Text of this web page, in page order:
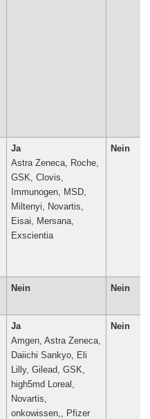
Ja
Astra Zeneca, Roche,
GSK, Clovis,
Immunogen, MSD,
Miltenyi, Novartis,
Eisai, Mersana,
Exscientia
Nein
Nein Nein
Ja
Amgen, Astra Zeneca,
Daiichi Sankyo, Eli
Lilly, Gilead, GSK,
high5md Loreal,
Novartis,
onkowissen,, Pfizer
Nein